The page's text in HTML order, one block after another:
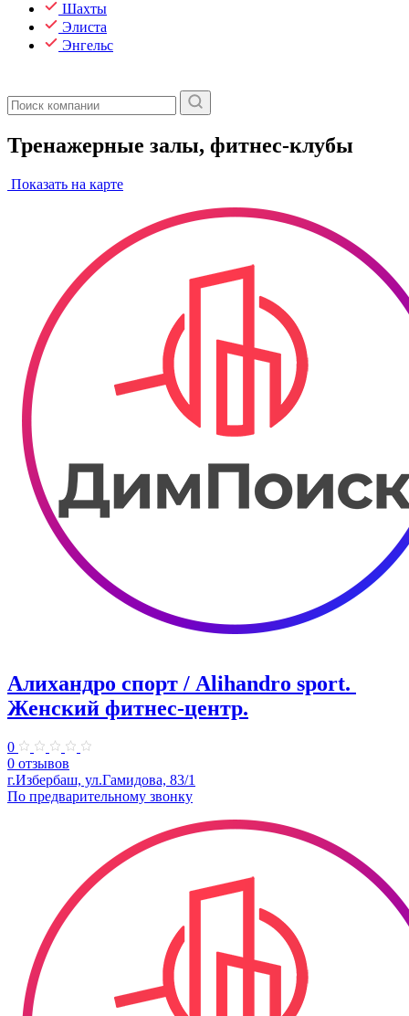
Шахты
Элиста
Энгельс
Тренажерные залы, фитнес-клубы
Показать на карте
Алихандро спорт / Alihandro sport. ​
Женский фитнес-центр.
0
0 отзывов
г.Избербаш, ул.Гамидова, 83/1
По предварительному звонку